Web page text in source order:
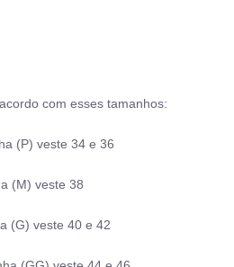
com esses tamanhos:
(P) veste 34 e 36
(M) veste 38
(G) veste 40 e 42